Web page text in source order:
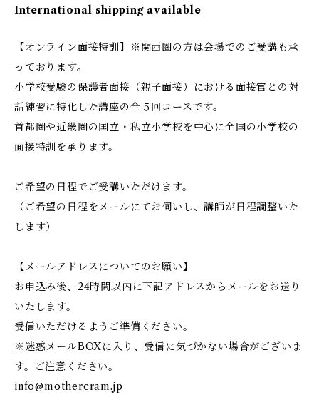
International shipping available
【オンライン面接特訓】※関西圏の方は会場でのご受講も承
っております。
小学校受験の保護者面接（親子面接）における面接官との対
話練習に特化した講座の全５回コースです。
首都圏や近畿圏の国立・私立小学校を中心に全国の小学校の
面接特訓を承ります。
ご希望の日程でご受講いただけます。
（ご希望の日程をメールにてお伺いし、講師が日程調整いた
します）
【メールアドレスについてのお願い】
お申込み後、24時間以内に下記アドレスからメールをお送り
いたします。
受信いただけるようご準備ください。
※迷惑メールBOXに入り、受信に気づかない場合がございま
す。ご注意ください。
info@mothercram.jp